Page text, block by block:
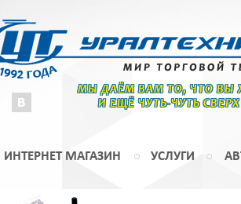
МЫ ДАЁМ ВАМ ТО, ЧТО ВЫ
И ЕЩЁ ЧУТЬ-ЧУТЬ
ИНТЕРНЕТ МАГАЗИН УСЛУГИ